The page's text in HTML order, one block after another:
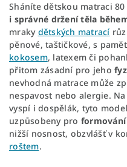
Sháníte dětskou matraci
i správné držení těla
mraky dětských matrací
pěnové, taštičkové, s
kokosem, latexem či
přitom zásadní pro jeho
nevhodná matrace může
nespavost nebo alergie.
vyspí i dospělák, tyto
uzpůsobeny pro
nižší nosnost, obzvlášť v
roštem.